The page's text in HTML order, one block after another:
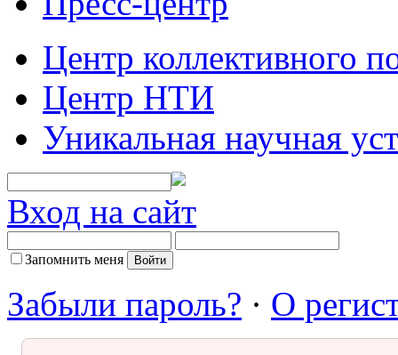
Центр коллективного
Центр НТИ
Уникальная научная
Вход на сайт
Запомнить меня
Забыли пароль? · О